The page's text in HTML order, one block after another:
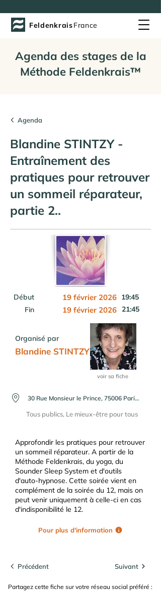
FeldenkraisFrance
Agenda des stages de la
Méthode Feldenkrais™
Agenda
Blandine STINTZY -
Entraînement des
pratiques pour retrouver
un sommeil réparateur,
partie 2..
Début 19 février 2026 19:45
Fin
19 février 2026 21:45
Organisé par
Blandine STINTZY
voir sa fiche
30 Rue Monsieur le Prince, 75006 Paris, France
Tous publics, Le mieux-être pour tous
Approfondir les pratiques pour retrouver
un sommeil réparateur. A partir de la
Méthode Feldenkrais, du yoga, du
Sounder Sleep System et d'outils
d'auto-hypnose. Cette soirée vient en
complément de la soirée du 12, mais on
peut venir uniquement à celle-ci en cas
d'indisponibilité le 12.
Pour plus d'information
Précédent Suivant
Partagez cette fiche sur votre réseau social préféré :